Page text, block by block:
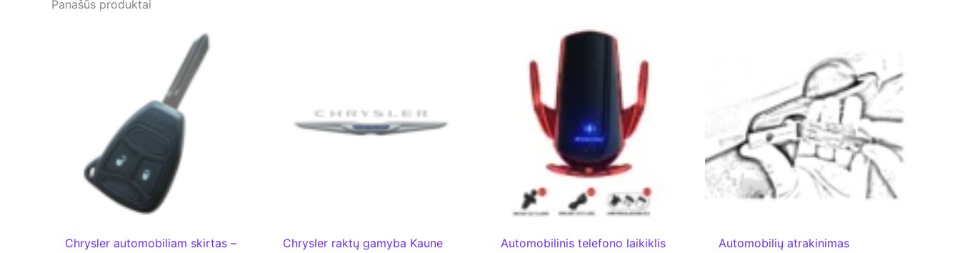
Panašūs produktai
Chrysler automobiliam skirtas –
Chrysler raktų gamyba Kaune
Automobilinis telefono laikiklis
Automobilių atrakinimas